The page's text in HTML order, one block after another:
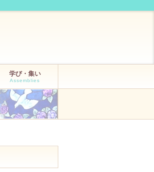
学び・集い
Assemblies